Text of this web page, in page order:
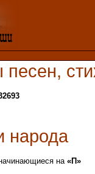
песен,
народа
на «П»